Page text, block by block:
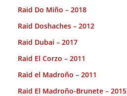
Raid Do Miño – 2018
Raid Doshaches – 2012
Raid Dubai – 2017
Raid El Corzo – 2011
Raid el Madroño – 2011
Raid El Madroño-Brunete – 2015